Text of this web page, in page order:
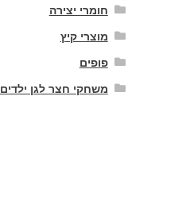
חומרי יצירה
מוצרי קיץ
פופים
משחקי חצר לגן ילדים